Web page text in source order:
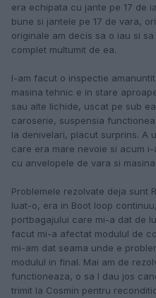
era echipata cu jante pe 17 de
bune si jantele pe 17 de vara,
originale am decis sa o iau si
complet multumit de ea.
I-am facut o inspectie
masina tehnic e in stare
sau alte lichide, uscat pe sub
caroserie, suspensia
la denivelari, placut surprins. A
care era mare nevoie si acum i-
cu anvelopele de vara si
Problemele rezolvate deja sunt
luat-o, era in Boot loop
portbagajului care mi-a dat de
facut mi-a afectat modulul de
mi-am dat seama unde e
modulul in final. Mai am de
functioneaza, o sa l dau jos
trimit la Cosmin pentru